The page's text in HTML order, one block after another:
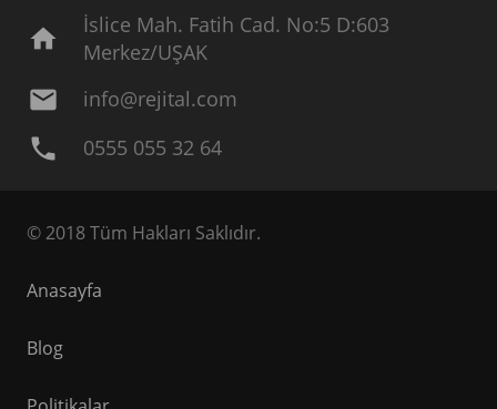
home
İslice Mah. Fatih Cad. No:5 D:603
Merkez/UŞAK
mail info@rejital.com
phone 0555 055 32 64
© 2018 Tüm Hakları Saklıdır.
Anasayfa
Blog